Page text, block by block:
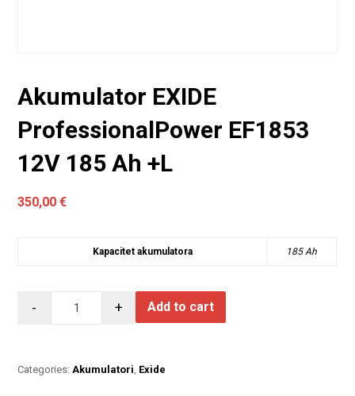
Akumulator EXIDE
ProfessionalPower EF1853
12V 185 Ah +L
350,00€
Kapacitet akumulatora 185 Ah
- + Add to cart
Categories: Akumulatori Exide